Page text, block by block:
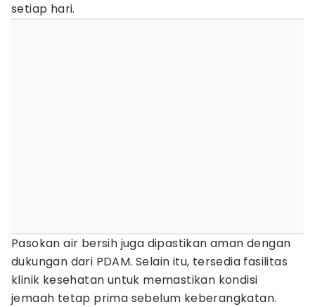
setiap hari.
Pasokan air bersih juga dipastikan aman dengan
dukungan dari PDAM. Selain itu, tersedia fasilitas
klinik kesehatan untuk memastikan kondisi
jemaah tetap prima sebelum keberangkatan.